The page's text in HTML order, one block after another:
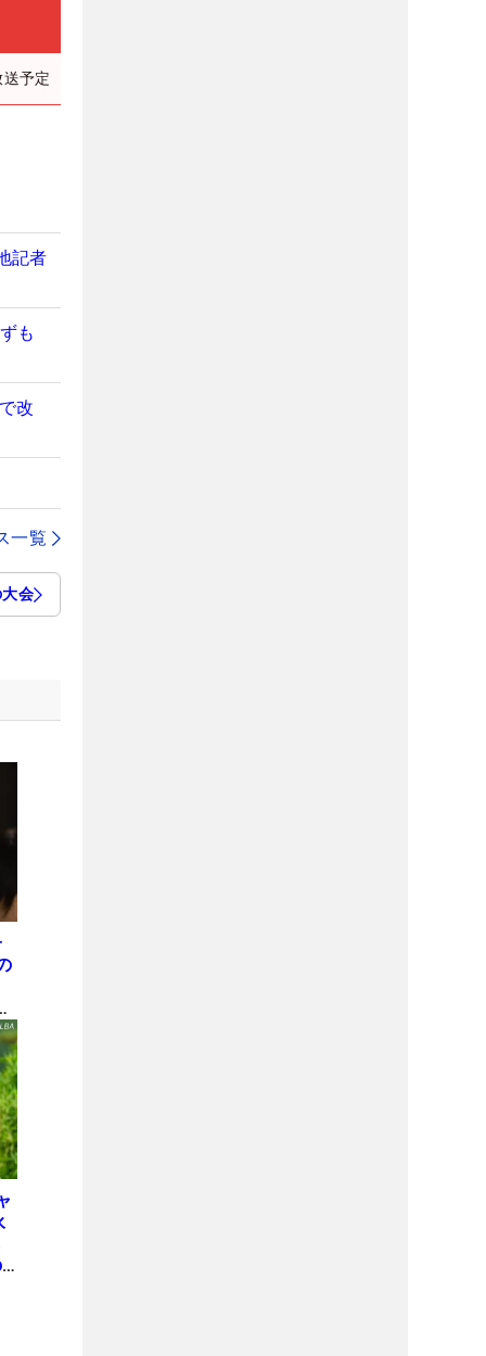
予定
記者
も
改
一覧
会